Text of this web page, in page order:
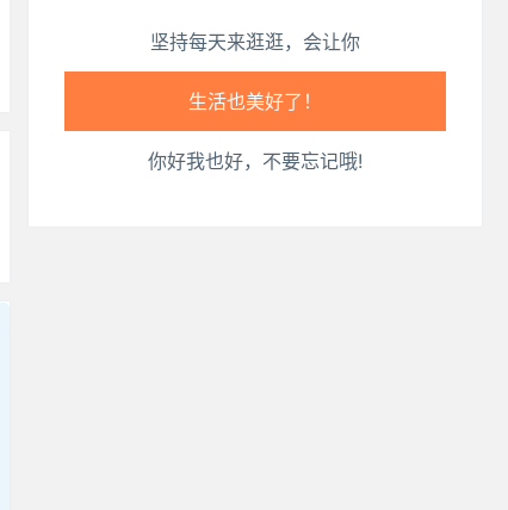
坚持每天来逛逛，会让你
腰也不酸了！
工作也轻松了！
你好我也好，不要忘记哦!